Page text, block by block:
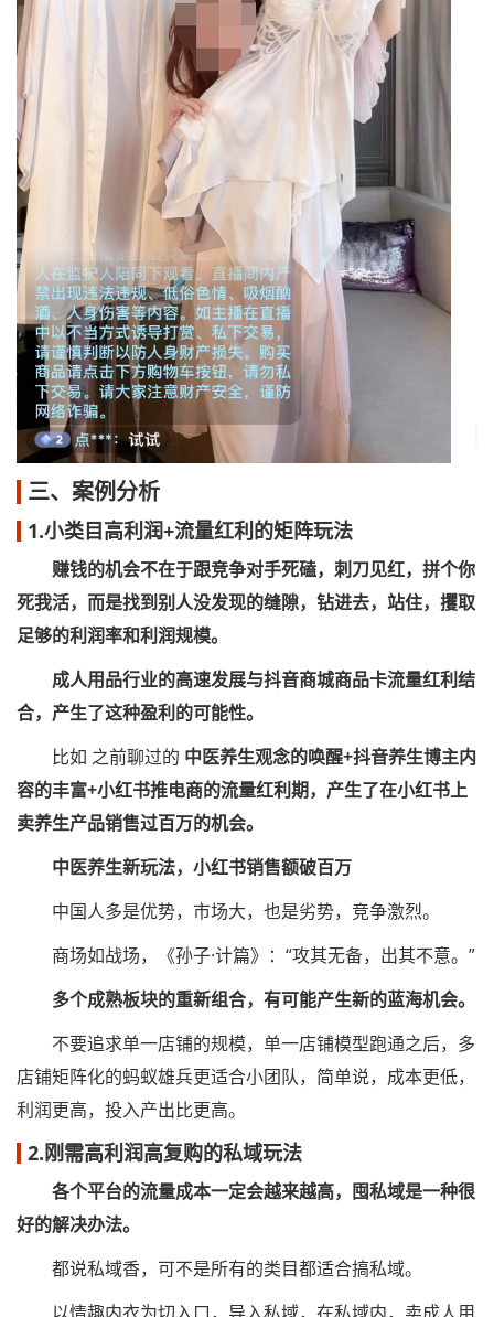
三、案例分析
1.小类目高利润+流量红利的矩阵玩法
赚钱的机会不在于跟竞争对手死磕，刺刀见红，拼个你
死我活，而是找到别人没发现的缝隙，钻进去，站住，攫取
足够的利润率和利润规模。
成人用品行业的高速发展与抖音商城商品卡流量红利结
合，产生了这种盈利的可能性。
比如 之前聊过的 中医养生观念的唤醒+抖音养生博主内
容的丰富+小红书推电商的流量红利期，产生了在小红书上
卖养生产品销售过百万的机会。
中医养生新玩法，小红书销售额破百万
中国人多是优势，市场大，也是劣势，竞争激烈。
商场如战场，《孙子·计篇》：“攻其无备，出其不意。”
多个成熟板块的重新组合，有可能产生新的蓝海机会。
不要追求单一店铺的规模，单一店铺模型跑通之后，多
店铺矩阵化的蚂蚁雄兵更适合小团队，简单说，成本更低，
利润更高，投入产出比更高。
2.刚需高利润高复购的私域玩法
各个平台的流量成本一定会越来越高，囤私域是一种很
好的解决办法。
都说私域香，可不是所有的类目都适合搞私域。